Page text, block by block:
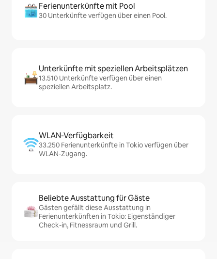
Ferienunterkünfte mit Pool
30 Unterkünfte verfügen über einen Pool.
Unterkünfte mit speziellen Arbeitsplätzen
13.510 Unterkünfte verfügen über einen
speziellen Arbeitsplatz.
WLAN-Verfügbarkeit
33.250 Ferienunterkünfte in Tokio verfügen über
WLAN-Zugang.
Beliebte Ausstattung für Gäste
Gästen gefällt diese Ausstattung in
Ferienunterkünften in Tokio: Eigenständiger
Check-in, Fitnessraum und Grill.